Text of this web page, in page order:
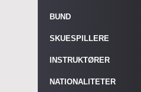
BUND
SKUESPILLERE
INSTRUKTØRER
NATIONALITETER